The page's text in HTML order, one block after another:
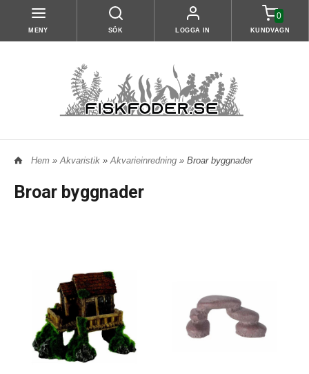
MENY SÖK LOGGA IN
0
KUNDVAGN
Hem » Akvaristik » Akvarieinredning » Broar byggnader
Broar byggnader